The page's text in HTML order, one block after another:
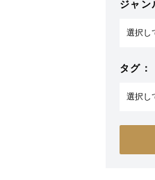
ジャン
タグ：